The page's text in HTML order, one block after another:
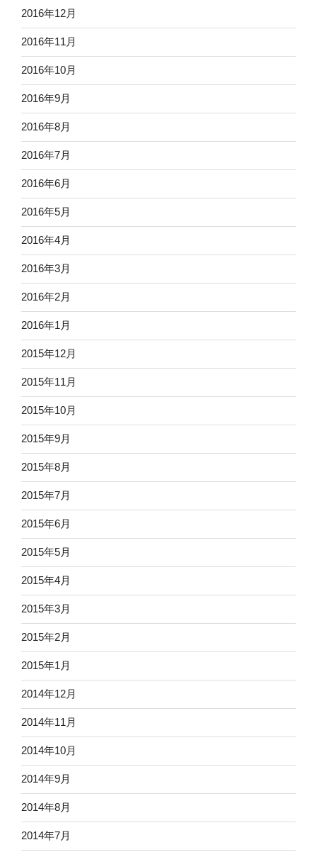
2016年12月
2016年11月
2016年10月
2016年9月
2016年8月
2016年7月
2016年6月
2016年5月
2016年4月
2016年3月
2016年2月
2016年1月
2015年12月
2015年11月
2015年10月
2015年9月
2015年8月
2015年7月
2015年6月
2015年5月
2015年4月
2015年3月
2015年2月
2015年1月
2014年12月
2014年11月
2014年10月
2014年9月
2014年8月
2014年7月